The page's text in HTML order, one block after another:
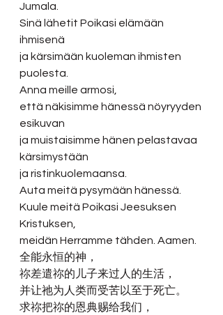
Jumala.
Sinä lähetit Poikasi elämään
ihmisenä
ja kärsimään kuoleman ihmisten
puolesta.
Anna meille armosi,
että näkisimme hänessä nöyryyden
esikuvan
ja muistaisimme hänen pelastavaa
kärsimystään
ja ristinkuolemaansa.
Auta meitä pysymään hänessä.
Kuule meitä Poikasi Jeesuksen
Kristuksen,
meidän Herramme tähden. Aamen.
全能永恒的神，
祢差遣祢的儿子来过人的生活，
并让祂为人类而受苦以至于死亡。
求祢把祢的恩典赐给我们，